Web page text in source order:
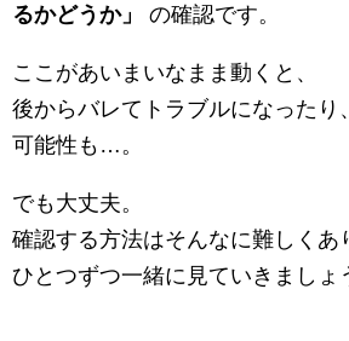
るかどうか」
の確認です。
ここがあいまいなまま動くと、
後からバレてトラブルになったり
可能性も…。
でも大丈夫。
確認する方法はそんなに難しくあ
ひとつずつ一緒に見ていきましょ